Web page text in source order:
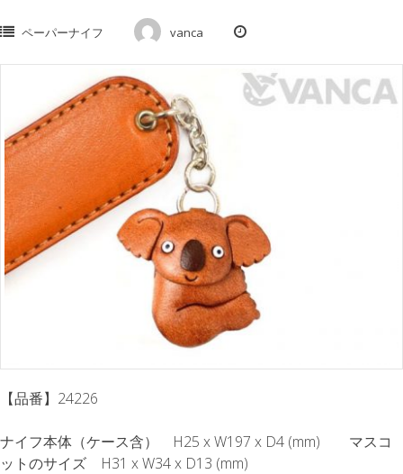
ペーパーナイフ vanca
【品番】24226
ナイフ本体（ケース含） H25 x W197 x D4 (mm) マスコ
ットのサイズ H31 x W34 x D13 (mm)